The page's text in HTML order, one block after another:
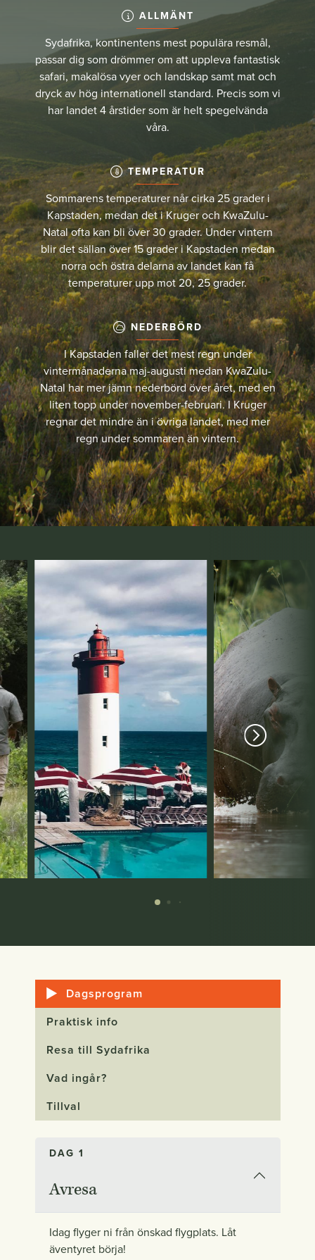
ALLMÄNT
Sydafrika, kontinentens mest populära resmål,
passar dig som drömmer om att uppleva fantastisk
safari, makalösa vyer och landskap samt mat och
dryck av hög internationell standard. Precis som vi
har landet 4 årstider som är helt spegelvända
våra.
TEMPERATUR
Sommarens temperaturer når cirka 25 grader i
Kapstaden, medan det i Kruger och KwaZulu-
Natal ofta kan bli över 30 grader. Under vintern
blir det sällan över 15 grader i Kapstaden medan
norra och östra delarna av landet kan få
temperaturer upp mot 20, 25 grader.
NEDERBÖRD
I Kapstaden faller det mest regn under
vintermånaderna maj-augusti medan KwaZulu-
Natal har mer jämn nederbörd över året, med en
liten topp under november-februari. I Kruger
regnar det mindre än i övriga landet, med mer
regn under sommaren än vintern.
Dagsprogram
Praktisk info
Resa till Sydafrika
Vad ingår?
Tillval
DAG 1
Avresa
Idag flyger ni från önskad flygplats. Låt
äventyret börja!